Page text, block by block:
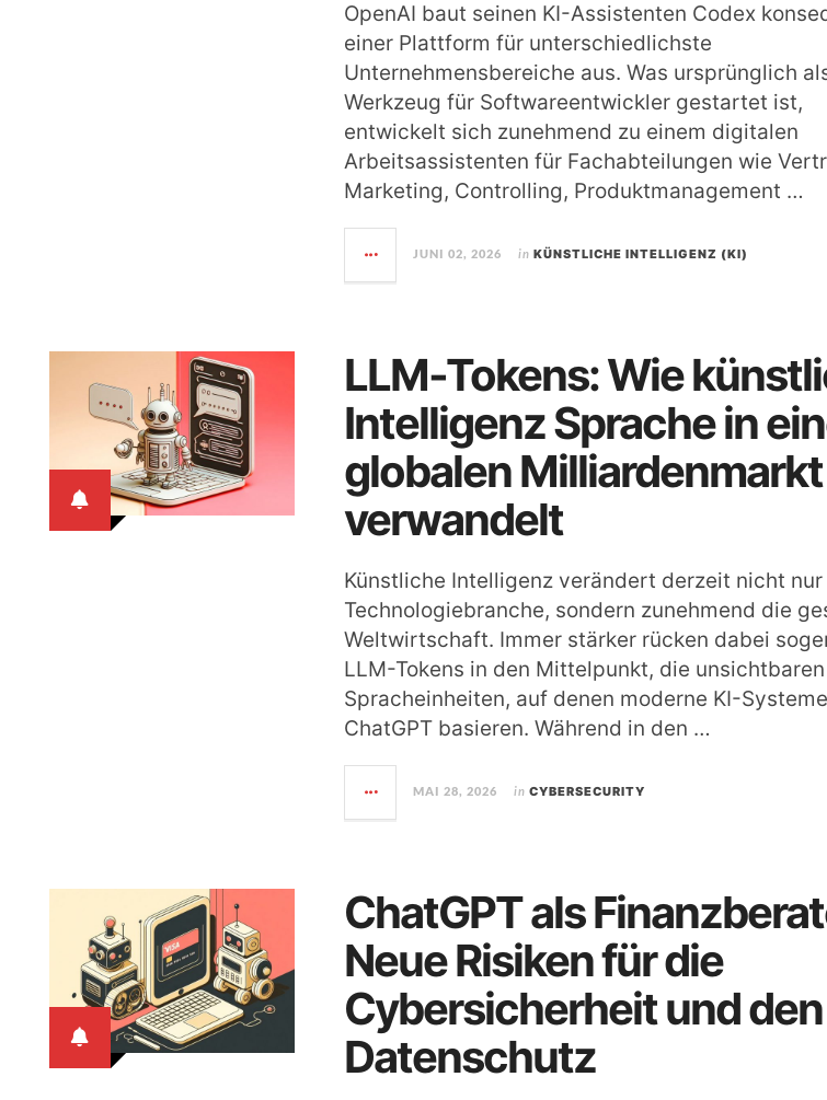
OpenAI baut seinen KI-Assistenten Codex
einer Plattform für unterschiedlichste
Unternehmensbereiche aus. Was ursprünglich
Werkzeug für Softwareentwickler gestartet ist,
entwickelt sich zunehmend zu einem digitalen
Arbeitsassistenten für Fachabteilungen wie
Marketing, Controlling, Produktmanagement …
JUNI 02, 2026 in KÜNSTLICHE INTELLIGENZ (KI)
LLM-Tokens: Wie
Intelligenz Sprache in
globalen Milliardenmarkt
verwandelt
Künstliche Intelligenz verändert derzeit nicht nur
Technologiebranche, sondern zunehmend die
Weltwirtschaft. Immer stärker rücken dabei
LLM-Tokens in den Mittelpunkt, die unsichtbaren
Spracheinheiten, auf denen moderne KI-
ChatGPT basieren. Während in den …
MAI 28, 2026 in CYBERSECURITY
ChatGPT als
Neue Risiken für die
Cybersicherheit und den
Datenschutz